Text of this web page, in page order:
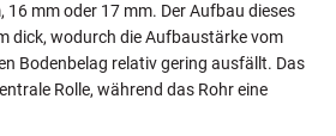
16 mm oder 17 mm. Der Aufbau dieses
dick, wodurch die Aufbaustärke vom
Bodenbelag relativ gering ausfällt. Das
Rolle, während das Rohr eine